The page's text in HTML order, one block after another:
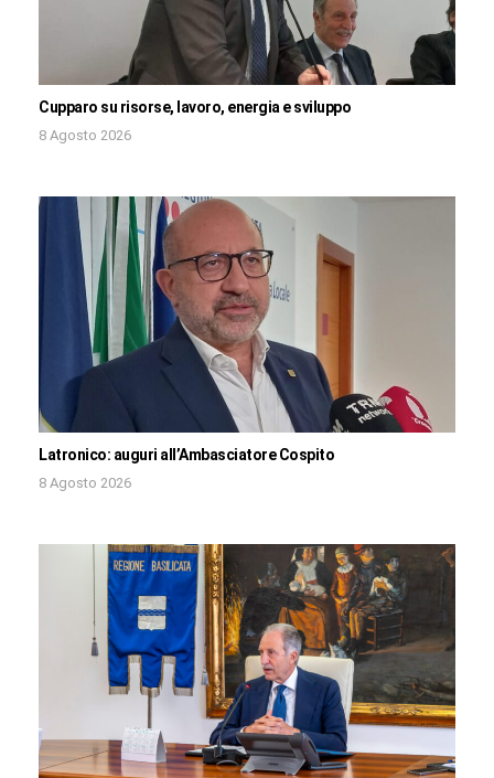
Cupparo su risorse, lavoro, energia e sviluppo
8 Agosto 2026
Latronico: auguri all’Ambasciatore Cospito
8 Agosto 2026